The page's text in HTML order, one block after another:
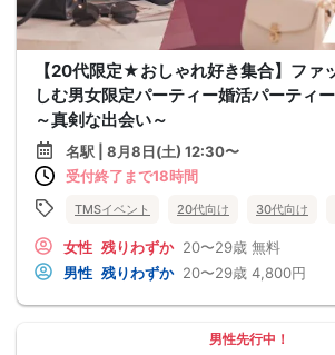
【20代限定★おしゃれ好き集合】ファ
しむ男女限定パーティー婚活パーティ
～真剣な出会い～
名駅 | 8月8日(土) 12:30〜
受付終了まで18時間
TMSイベント 20代向け 30代向け
女性 残りわずか 20〜29歳 無料
男性 残りわずか 20〜29歳 4,800円
男性先行中！